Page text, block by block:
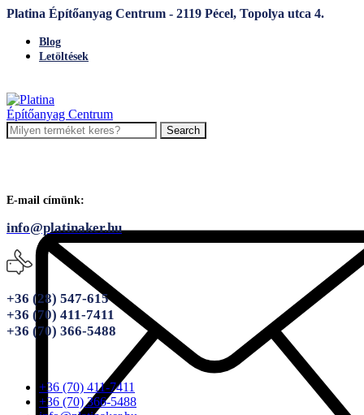
Platina Építőanyag Centrum - 2119 Pécel, Topolya utca 4.
Blog
Letöltések
Search
E-mail címünk:
info@platinaker.hu
+36 (28) 547-615
+36 (70) 411-7411
+36 (70) 366-5488
+36 (70) 411-7411
+36 (70) 366-5488